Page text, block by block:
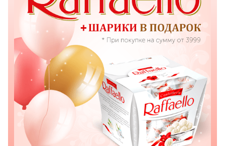
Цветы
Подсолнухи
Лизиантусы
Хризантемы
Лилии